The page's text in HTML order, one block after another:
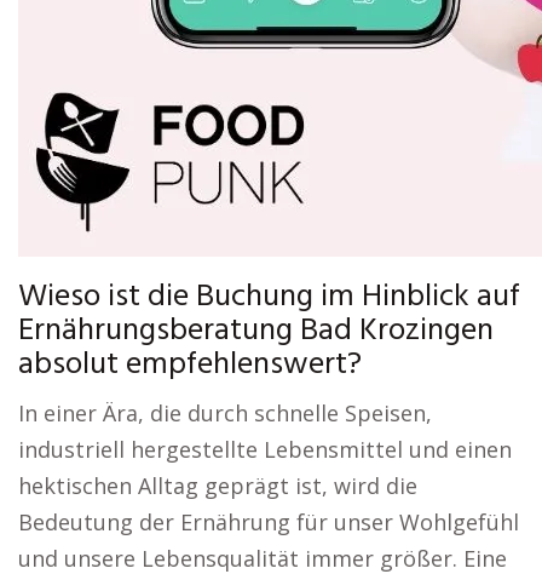
Wieso ist die Buchung im Hinblick auf
Ernährungsberatung Bad Krozingen
absolut empfehlenswert?
In einer Ära, die durch schnelle Speisen,
industriell hergestellte Lebensmittel und einen
hektischen Alltag geprägt ist, wird die
Bedeutung der Ernährung für unser Wohlgefühl
und unsere Lebensqualität immer größer. Eine